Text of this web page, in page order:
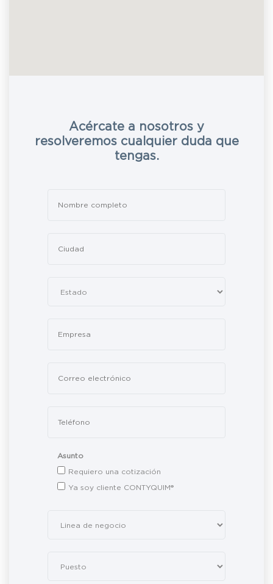
Acércate a nosotros y
resolveremos cualquier duda que
tengas.
Asunto
Requiero una cotización
Ya soy cliente CONTYQUIM®